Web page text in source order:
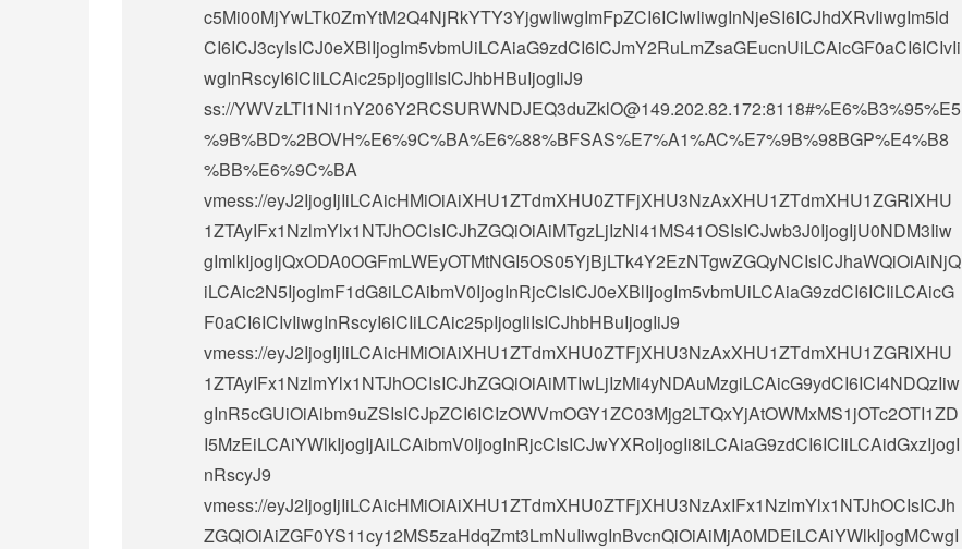
c5Mi00MjYwLTk0ZmYtM2Q4NjRkYTY3YjgwIiwgImFpZCI6ICIwIiwgInNjeSI6ICJhdXRvIiwgIm5ld
CI6ICJ3cyIsICJ0eXBlIjogIm5vbmUiLCAiaG9zdCI6ICJmY2RuLmZsaGEucnUiLCAicGF0aCI6ICIvIi
wgInRscyI6ICIiLCAic25pIjogIiIsICJhbHBuIjogIiJ9
ss://YWVzLTI1Ni1nY206Y2RCSURWNDJEQ3duZklO@149.202.82.172:8118#%E6%B3%95%E5
%9B%BD%2BOVH%E6%9C%BA%E6%88%BFSAS%E7%A1%AC%E7%9B%98BGP%E4%B8
%BB%E6%9C%BA
vmess://eyJ2IjogIjIiLCAicHMiOiAiXHU1ZTdmXHU0ZTFjXHU3NzAxXHU1ZTdmXHU1ZGRlXHU
1ZTAyIFx1NzlmYlx1NTJhOCIsICJhZGQiOiAiMTgzLjIzNi41MS41OSIsICJwb3J0IjogIjU0NDM3Iiw
gImlkIjogIjQxODA0OGFmLWEyOTMtNGI5OS05YjBjLTk4Y2EzNTgwZGQyNCIsICJhaWQiOiAiNjQ
iLCAic2N5IjogImF1dG8iLCAibmV0IjogInRjcCIsICJ0eXBlIjogIm5vbmUiLCAiaG9zdCI6ICIiLCAicG
F0aCI6ICIvIiwgInRscyI6ICIiLCAic25pIjogIiIsICJhbHBuIjogIiJ9
vmess://eyJ2IjogIjIiLCAicHMiOiAiXHU1ZTdmXHU0ZTFjXHU3NzAxXHU1ZTdmXHU1ZGRlXHU
1ZTAyIFx1NzlmYlx1NTJhOCIsICJhZGQiOiAiMTIwLjIzMi4yNDAuMzgiLCAicG9ydCI6ICI4NDQzIiw
gInR5cGUiOiAibm9uZSIsICJpZCI6ICIzOWVmOGY1ZC03Mjg2LTQxYjAtOWMxMS1jOTc2OTI1ZD
I5MzEiLCAiYWlkIjogIjAiLCAibmV0IjogInRjcCIsICJwYXRoIjogIi8iLCAiaG9zdCI6ICIiLCAidGxzIjogI
nRscyJ9
vmess://eyJ2IjogIjIiLCAicHMiOiAiXHU1ZTdmXHU0ZTFjXHU3NzAxIFx1NzlmYlx1NTJhOCIsICJh
ZGQiOiAiZGF0YS11cy12MS5zaHdqZmt3LmNuIiwgInBvcnQiOiAiMjA0MDEiLCAiYWlkIjogMCwgI